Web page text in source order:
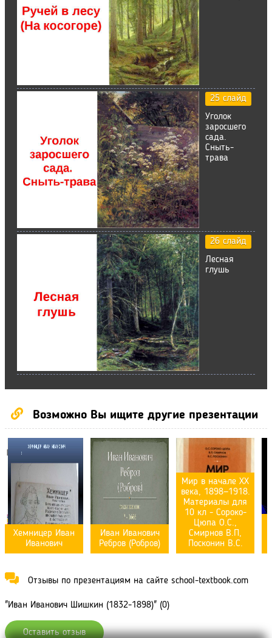
25 слайд
Уголок
заросшего
сада.
Сныть-
трава
26 слайд
Лесная
глушь
Возможно Вы ищите другие презентации
Хемницер Иван
Иванович
Иван Иванович
Ребров (Робров)
Мир в начале XX
века, 1898—1918.
Материалы для
10 кл - Сороко-
Цюпа О.С.,
Смирнов В.П,
Посконин В.С.
Отзывы по презентациям на сайте school-textbook.com
"Иван Иванович Шишкин (1832-1898)" (0)
Оставить отзыв